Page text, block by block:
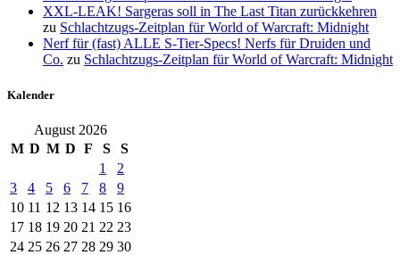
XXL-LEAK! Sargeras soll in The Last Titan zurückkehren
zu Schlachtzugs-Zeitplan für World of Warcraft: Midnight
Nerf für (fast) ALLE S-Tier-Specs! Nerfs für Druiden und
Co. zu Schlachtzugs-Zeitplan für World of Warcraft: Midnight
Kalender
August 2026
M D M D F S
S
1
2
3
4 5 6 7 8
9
10 11 12 13 14 15 16
17 18 19 20 21 22 23
24 25 26 27 28 29 30